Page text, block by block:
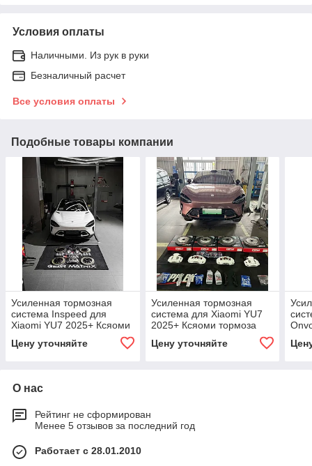
Условия оплаты
Наличными. Из рук в руки
Безналичный расчет
Все условия оплаты
Подобные товары компании
Усиленная тормозная
система Inspeed для
Xiaomi YU7 2025+ Ксяоми
Цену уточняйте
Усиленная тормозная
система для Xiaomi YU7
2025+ Ксяоми тормоза
Цену уточняйте
О нас
Рейтинг не сформирован
Менее 5 отзывов за последний год
Работает с 28.01.2010